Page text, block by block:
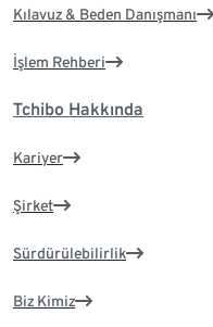
Kılavuz & Beden Danışmanı
İşlem Rehberi
Tchibo Hakkında
Kariyer
Şirket
Sürdürülebilirlik
Biz Kimiz